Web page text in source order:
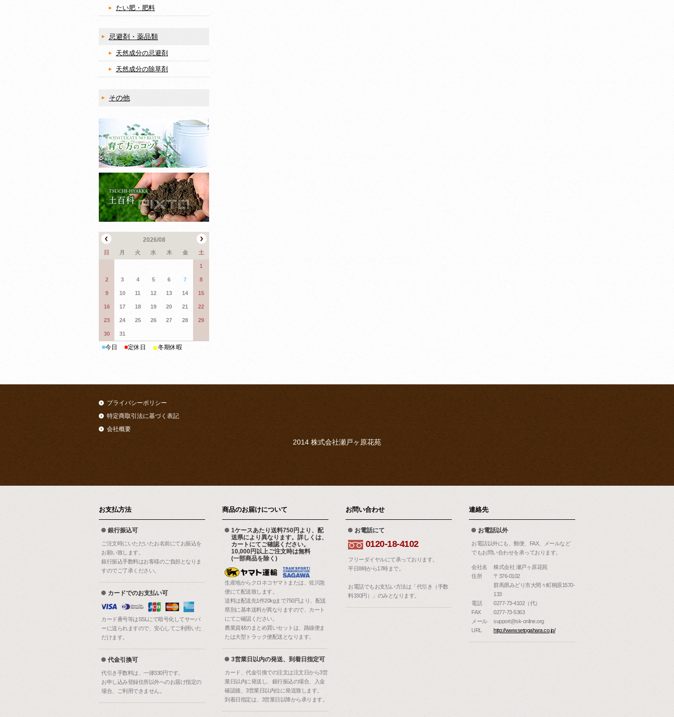
たい肥・肥料
忌避剤・薬品類
天然成分の忌避剤
天然成分の除草剤
その他
2026/08
日 月 火 水 木 金 土
1
2 3 4 5 6 7 8
9 10 11 12 13 14 15
16 17 18 19 20 21 22
23 24 25 26 27 28 29
30 31
■今日 ■定休日 ■冬期休暇
プライバシーポリシー
特定商取引法に基づく表記
会社概要
2014 株式会社瀬戸ヶ原花苑
お支払方法
銀行振込可
ご注文時にいただいたお名前にてお振込を
お願い致します。
銀行振込手数料はお客様のご負担となりま
すのでご了承ください。
カードでのお支払い可
カード番号等はSSLにて暗号化してサーバ
ーに送られますので、安心してご利用いた
だけます。
代金引換可
代引き手数料は、一律330円です。
お申し込み登録住所以外へのお届け指定の
場合、ご利用できません。
商品のお届けについて
1ケースあたり送料750円より、配
送県により異なります。詳しくは、
カートにてご確認ください。
10,000円以上ご注文時は無料
(一部商品を除く)
生産地からクロネコヤマトまたは、佐川急
便にて配送致します。
送料は配送先1件20kgまで750円より、配送
県別に基本送料が異なりますので、カート
にてご確認ください。
農業資材のまとめ買いセットは、路線便ま
たは大型トラック便配送となります。
3営業日以内の発送、到着日指定可
カード、代金引換での注文は注文日から3営
業日以内に発送し、銀行振込の場合、入金
確認後、3営業日以内位に発送致します。
到着日指定は、3営業日以降から承ります。
お問い合わせ
お電話にて
0120-18-4102
フリーダイヤルにて承っております。
平日8時から17時まで。
お電話でもお支払い方法は「代引き（手数
料330円）」のみとなります。
連絡先
お電話以外
お電話以外にも、郵便、FAX、メールなど
でもお問い合わせを承っております。
会社名
株式会社 瀬戸ヶ原花苑
住所
〒376-0102
群馬県みどり市大間々町桐原1570-
133
電話
0277-73-4102（代）
FAX
0277-73-5363
メール
support@sk-online.org
URL
http://www.setogahara.co.jp/